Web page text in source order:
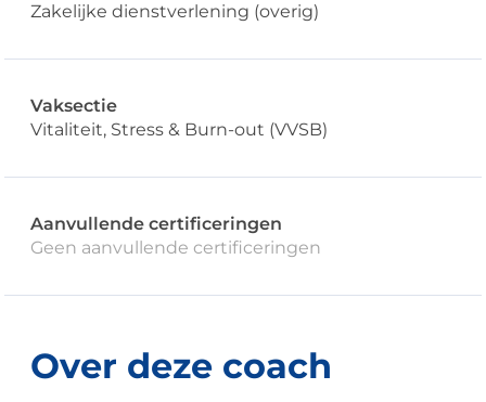
Zakelijke dienstverlening (overig)
Vaksectie
Vitaliteit, Stress & Burn-out (VVSB)
Aanvullende certificeringen
Geen aanvullende certificeringen
Over deze coach